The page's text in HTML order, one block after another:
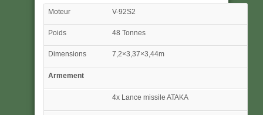
Moteur V-92S2
Poids 48 Tonnes
Dimensions 7,2×3,37×3,44m
Armement
4x Lance missile ATAKA